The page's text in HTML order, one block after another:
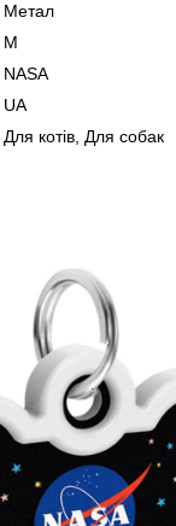
Метал
М
NASA
UA
Для котів, Для собак